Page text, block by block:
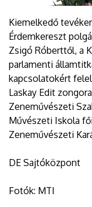
Kiemelkedő
Érdemkereszt
Zsigó Róberttől, a
parlamenti
kapcsolatokért
Laskay Edit
Zeneművészeti
Művészeti Iskola
Zeneművészeti
DE Sajtóközpont
Fotók: MTI